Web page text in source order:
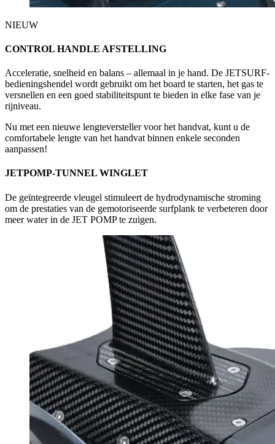
NIEUW
CONTROL HANDLE AFSTELLING
Acceleratie, snelheid en balans – allemaal in je hand. De JETSURF-
bedieningshendel wordt gebruikt om het board te starten, het gas te
versnellen en een goed stabiliteitspunt te bieden in elke fase van je
rijniveau.
Nu met een nieuwe lengteversteller voor het handvat, kunt u de
comfortabele lengte van het handvat binnen enkele seconden
aanpassen!
JETPOMP-TUNNEL WINGLET
De geïntegreerde vleugel stimuleert de hydrodynamische stroming
om de prestaties van de gemotoriseerde surfplank te verbeteren door
meer water in de JET POMP te zuigen.